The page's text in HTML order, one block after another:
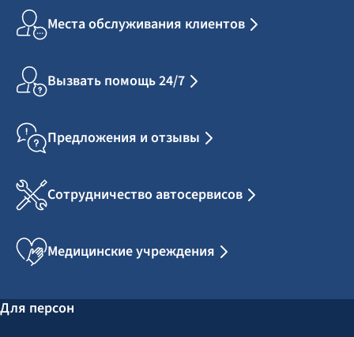
Места обслуживания клиентов
Вызвать помощь 24/7
Предложения и отзывы
Сотрудничество автосервисов
Медицинские учреждения
Для персон